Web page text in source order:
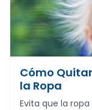
Cómo
la Ropa
Evita que la